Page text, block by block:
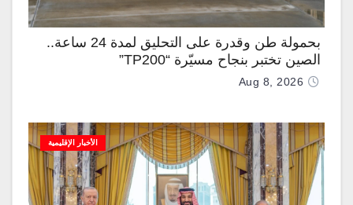
بحمولة طن وقدرة على التحليق لمدة 24 ساعة..
الصين تختبر بنجاح مسيّرة “TP200”
Aug 8, 2026
الأخبار الإقليمية